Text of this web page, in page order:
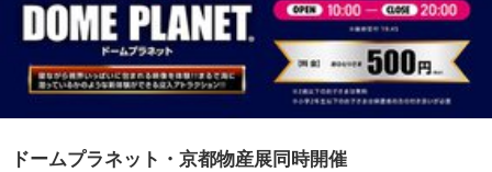
ドームプラネット・京都物産展同時開催